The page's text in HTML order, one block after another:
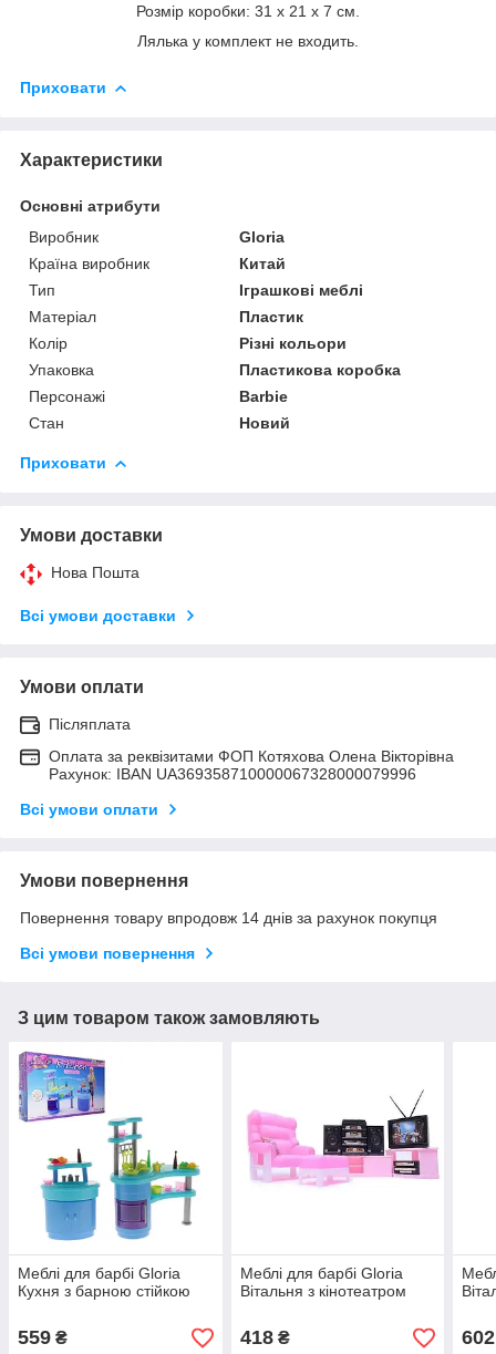
Розмір коробки: 31 х 21 х 7 см.
Лялька у комплект не входить.
Приховати
Характеристики
Основні атрибути
Виробник
Gloria
Країна виробник
Китай
Тип
Іграшкові меблі
Матеріал
Пластик
Колір
Різні кольори
Упаковка
Пластикова коробка
Персонажі
Barbie
Стан
Новий
Приховати
Умови доставки
Нова Пошта
Всі умови доставки
Умови оплати
Післяплата
Оплата за реквізитами ФОП Котяхова Олена Вікторівна
Рахунок: IBAN UA369358710000067328000079996
Всі умови оплати
Умови повернення
Повернення товару впродовж 14 днів за рахунок покупця
Всі умови повернення
З цим товаром також замовляють
Меблі для барбі Gloria
Кухня з барною стійкою
559 ₴
Меблі для барбі Gloria
Вітальня з кінотеатром
418₴ 602